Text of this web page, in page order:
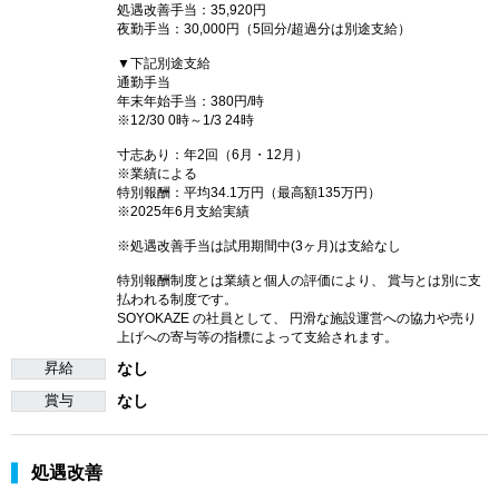
処遇改善手当：35,920円
夜勤手当：30,000円（5回分/超過分は別途支給）
▼下記別途支給
通勤手当
年末年始手当：380円/時
※12/30 0時～1/3 24時
寸志あり：年2回（6月・12月）
※業績による
特別報酬：平均34.1万円（最高額135万円）
※2025年6月支給実績
※処遇改善手当は試用期間中(3ヶ月)は支給なし
特別報酬制度とは業績と個人の評価により、 賞与とは別に支
払われる制度です。
SOYOKAZE の社員として、 円滑な施設運営への協力や売り
上げへの寄与等の指標によって支給されます。
昇給 なし
賞与 なし
処遇改善